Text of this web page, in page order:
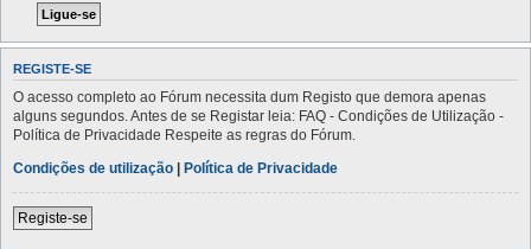
REGISTE-SE
O acesso completo ao Fórum necessita dum Registo que demora apenas
alguns segundos. Antes de se Registar leia: FAQ - Condições de Utilização -
Política de Privacidade Respeite as regras do Fórum.
Condições de utilização | Política de Privacidade
Registe-se